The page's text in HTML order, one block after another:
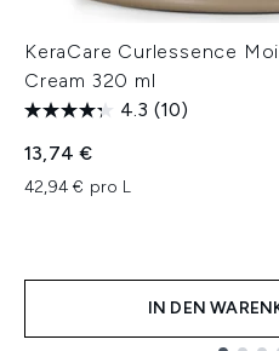
KeraCare Curlessence
Cream 320 ml
4.3 (10)
13,74 €
42,94 € pro L
IN DEN